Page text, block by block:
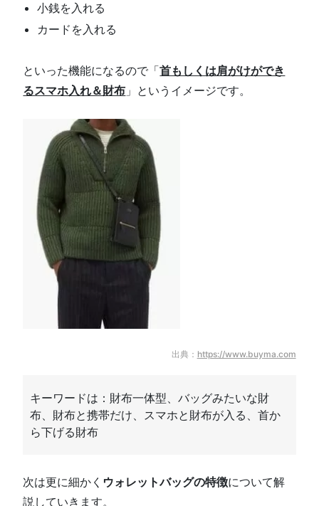
小銭を入れる
カードを入れる
といった機能になるので「首もしくは肩がけができ
るスマホ入れ＆財布 」というイメージです。
出典： https://www.buyma.com
キーワードは：財布一体型、バッグみたいな財
布、財布と携帯だけ、スマホと財布が入る、首か
ら下げる財布
次は更に細かく ウォレットバッグの特徴について解
説していきます。